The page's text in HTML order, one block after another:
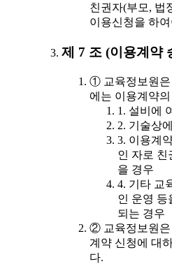
친권자(부모, 법
이용신청을 하
제 7 조 (이용계약
① 교육정보원은
에는 이용계약
1. 설비에
2. 기술상
3. 이용계
인 자로 친
을 경우
4. 기타 교
인 운영 등
되는 경우
② 교육정보원은
계약 신청에 대
다.